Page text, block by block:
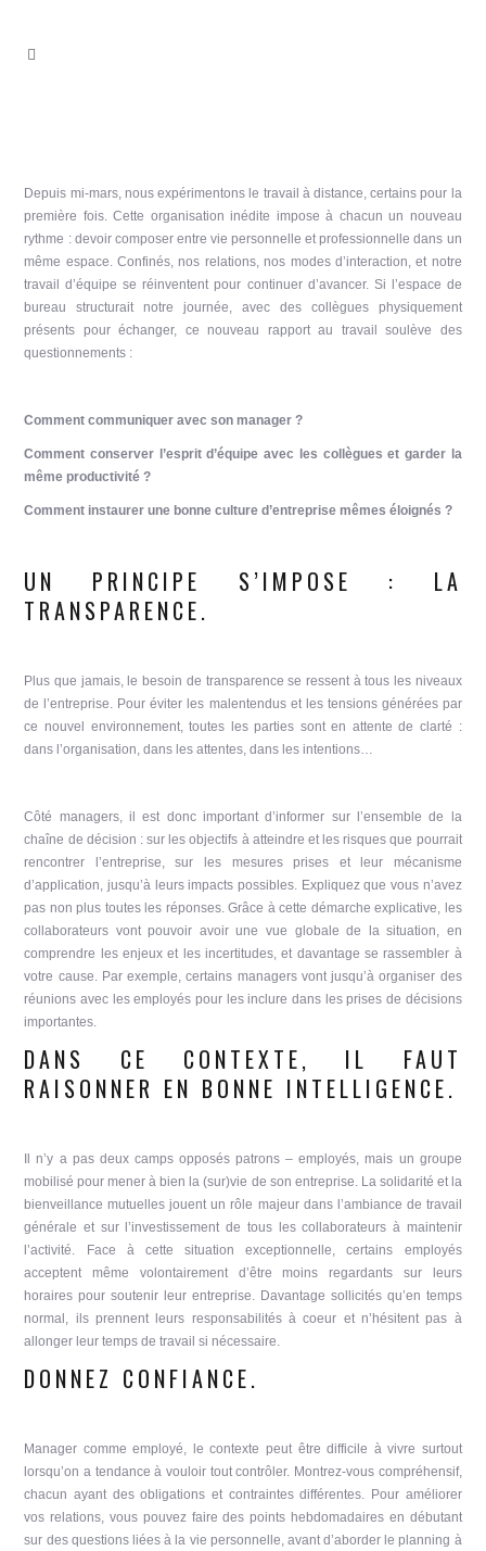
Depuis mi-mars, nous expérimentons le travail à distance, certains pour la
première fois. Cette organisation inédite impose à chacun un nouveau
rythme : devoir composer entre vie personnelle et professionnelle dans un
même espace. Confinés, nos relations, nos modes d’interaction, et notre
travail d’équipe se réinventent pour continuer d’avancer. Si l’espace de
bureau structurait notre journée, avec des collègues physiquement
présents pour échanger, ce nouveau rapport au travail soulève des
questionnements :
Comment communiquer avec son manager ?
Comment conserver l’esprit d’équipe avec les collègues et garder la
même productivité ?
Comment instaurer une bonne culture d’entreprise mêmes éloignés ?
UN PRINCIPE S’IMPOSE : LA
TRANSPARENCE.
Plus que jamais, le besoin de transparence se ressent à tous les niveaux
de l’entreprise. Pour éviter les malentendus et les tensions générées par
ce nouvel environnement, toutes les parties sont en attente de clarté :
dans l’organisation, dans les attentes, dans les intentions…
Côté managers, il est donc important d’informer sur l’ensemble de la
chaîne de décision : sur les objectifs à atteindre et les risques que pourrait
rencontrer l’entreprise, sur les mesures prises et leur mécanisme
d’application, jusqu’à leurs impacts possibles. Expliquez que vous n’avez
pas non plus toutes les réponses. Grâce à cette démarche explicative, les
collaborateurs vont pouvoir avoir une vue globale de la situation, en
comprendre les enjeux et les incertitudes, et davantage se rassembler à
votre cause. Par exemple, certains managers vont jusqu’à organiser des
réunions avec les employés pour les inclure dans les prises de décisions
importantes.
DANS CE CONTEXTE, IL FAUT
RAISONNER EN BONNE INTELLIGENCE.
Il n’y a pas deux camps opposés patrons – employés, mais un groupe
mobilisé pour mener à bien la (sur)vie de son entreprise. La solidarité et la
bienveillance mutuelles jouent un rôle majeur dans l’ambiance de travail
générale et sur l’investissement de tous les collaborateurs à maintenir
l’activité. Face à cette situation exceptionnelle, certains employés
acceptent même volontairement d’être moins regardants sur leurs
horaires pour soutenir leur entreprise. Davantage sollicités qu’en temps
normal, ils prennent leurs responsabilités à coeur et n’hésitent pas à
allonger leur temps de travail si nécessaire.
DONNEZ CONFIANCE.
Manager comme employé, le contexte peut être difficile à vivre surtout
lorsqu’on a tendance à vouloir tout contrôler. Montrez-vous compréhensif,
chacun ayant des obligations et contraintes différentes. Pour améliorer
vos relations, vous pouvez faire des points hebdomadaires en débutant
sur des questions liées à la vie personnelle, avant d’aborder le planning à